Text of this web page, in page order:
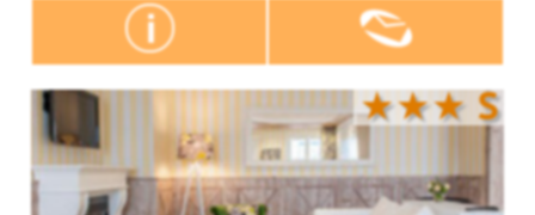
★★★S